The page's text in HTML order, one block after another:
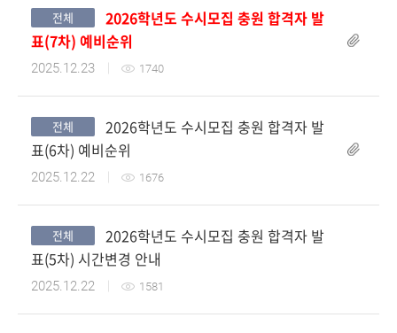
첨부파일
전체
2026학년도 수시모집 충원 합격자 발
표(7차) 예비순위
2025.12.23 1740
전체
2026학년도 수시모집 충원 합격자 발
표(6차) 예비순위
2025.12.22 1676
전체
2026학년도 수시모집 충원 합격자 발
표(5차) 시간변경 안내
2025.12.22 1581